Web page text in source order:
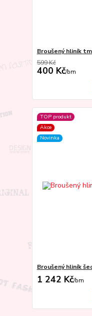
Broušený hliník
599 Kč
400 Kč/bm
TOP produkt
Akce
Novinka
Broušený hliník
1 242 Kč/bm